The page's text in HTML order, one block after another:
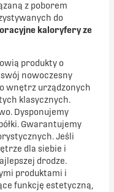
z poborem
do
kaloryfery ze
produkty o
nowoczesny
wnętrz urządzonych
klasycznych.
Dysponujemy
Gwarantujemy
Jeśli
dla siebie i
drodze.
produktami i
funkcję estetyczną,